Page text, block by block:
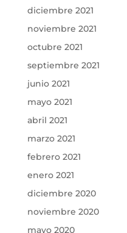
diciembre 2021
noviembre 2021
octubre 2021
septiembre 2021
junio 2021
mayo 2021
abril 2021
marzo 2021
febrero 2021
enero 2021
diciembre 2020
noviembre 2020
mayo 2020